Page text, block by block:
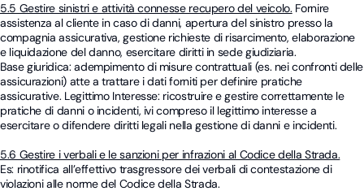
5.5 Gestire sinistri e attività connesse recupero del veicolo. Fornire
assistenza al cliente in caso di danni, apertura del sinistro presso la
compagnia assicurativa, gestione richieste di risarcimento, elaborazione
e liquidazione del danno, esercitare diritti in sede giudiziaria.
Base giuridica: adempimento di misure contrattuali (es. nei confronti delle
assicurazioni) atte a trattare i dati forniti per definire pratiche
assicurative. Legittimo Interesse: ricostruire e gestire correttamente le
pratiche di danni o incidenti, ivi compreso il legittimo interesse a
esercitare o difendere diritti legali nella gestione di danni e incidenti.
5.6 Gestire i verbali e le sanzioni per infrazioni al Codice della Strada.
Es: rinotifica all’effettivo trasgressore dei verbali di contestazione di
violazioni alle norme del Codice della Strada.